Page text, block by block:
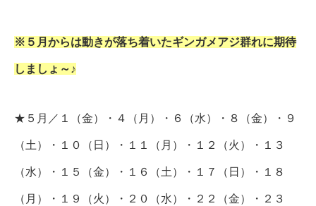
※５月からは動きが落ち着いたギンガメアジ群れに期待
しましょ～♪
★５月／１（金）・４（月）・６（水）・８（金）・９
（土）・１０（日）・１１（月）・１２（火）・１３
（水）・１５（金）・１６（土）・１７（日）・１８
（月）・１９（火）・２０（水）・２２（金）・２３